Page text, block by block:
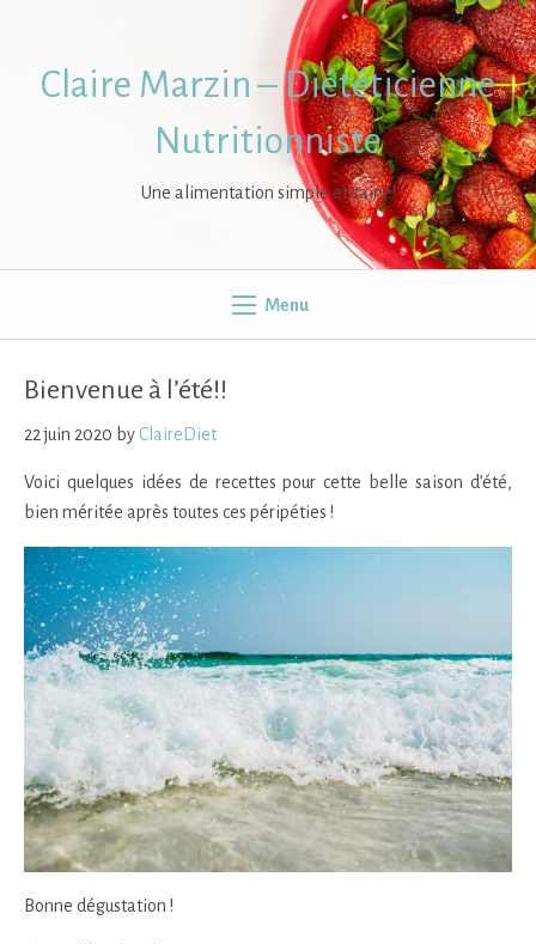
contentClaire Marzin – Diététicienne
Nutritionniste
Une alimentation simple et saine!
Menu
Bienvenue à l’été!!
22 juin 2020 byClaireDiet
Voici quelques idées de recettes pour cette belle saison d’été,
bien méritée après toutes ces péripéties !
Bonne dégustation !